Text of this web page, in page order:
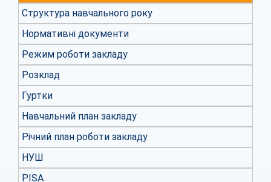
Структура навчального року
Нормативні документи
Режим роботи закладу
Розклад
Гуртки
Навчальний план закладу
Річний план роботи закладу
НУШ
PISA